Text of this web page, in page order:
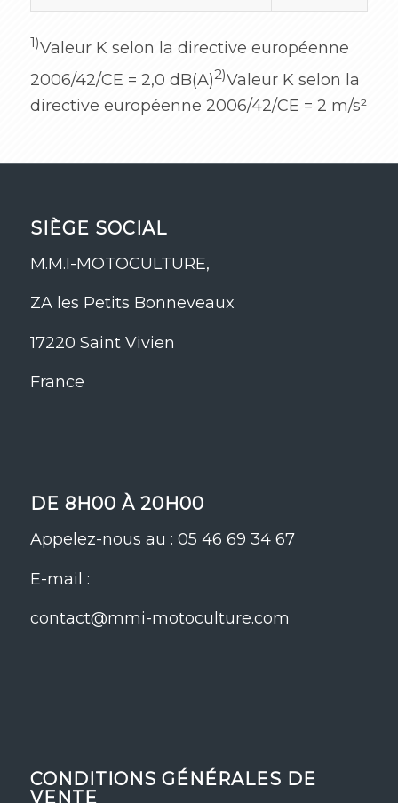
1)Valeur K selon la directive européenne
2006/42/CE = 2,0 dB(A)2)Valeur K selon la
directive européenne 2006/42/CE = 2 m/s²
SIÈGE SOCIAL
M.M.I-MOTOCULTURE,
ZA les Petits Bonneveaux
17220 Saint Vivien
France
DE 8H00 À 20H00
Appelez-nous au : 05 46 69 34 67
E-mail :
contact@mmi-motoculture.com
CONDITIONS GÉNÉRALES DE
VENTE